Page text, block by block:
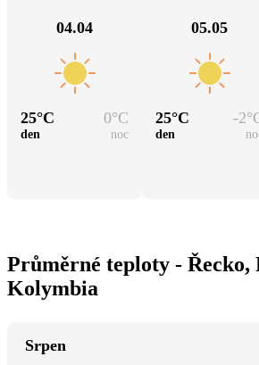
04.04
25°C 0°C
den noc
05.05
25°C -2
den
Průměrné teploty - Řecko,
Kolymbia
Srpen